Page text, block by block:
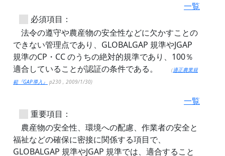
一覧
必須項目：
法令の遵守や農産物の安全性などに欠かすことの
できない管理点であり、GLOBALGAP 規準やJGAP
規準のCP・CC のうちの絶対的規準であり、100％
適合していることが認証の条件である。
（適正農業規
範『GAP導入』 p230 , 2009/1/30)
一覧
重要項目：
農産物の安全性、環境への配慮、作業者の安全と
福祉などの確保に密接に関係する項目で、
GLOBALGAP 規準やJGAP 規準では、適合すること